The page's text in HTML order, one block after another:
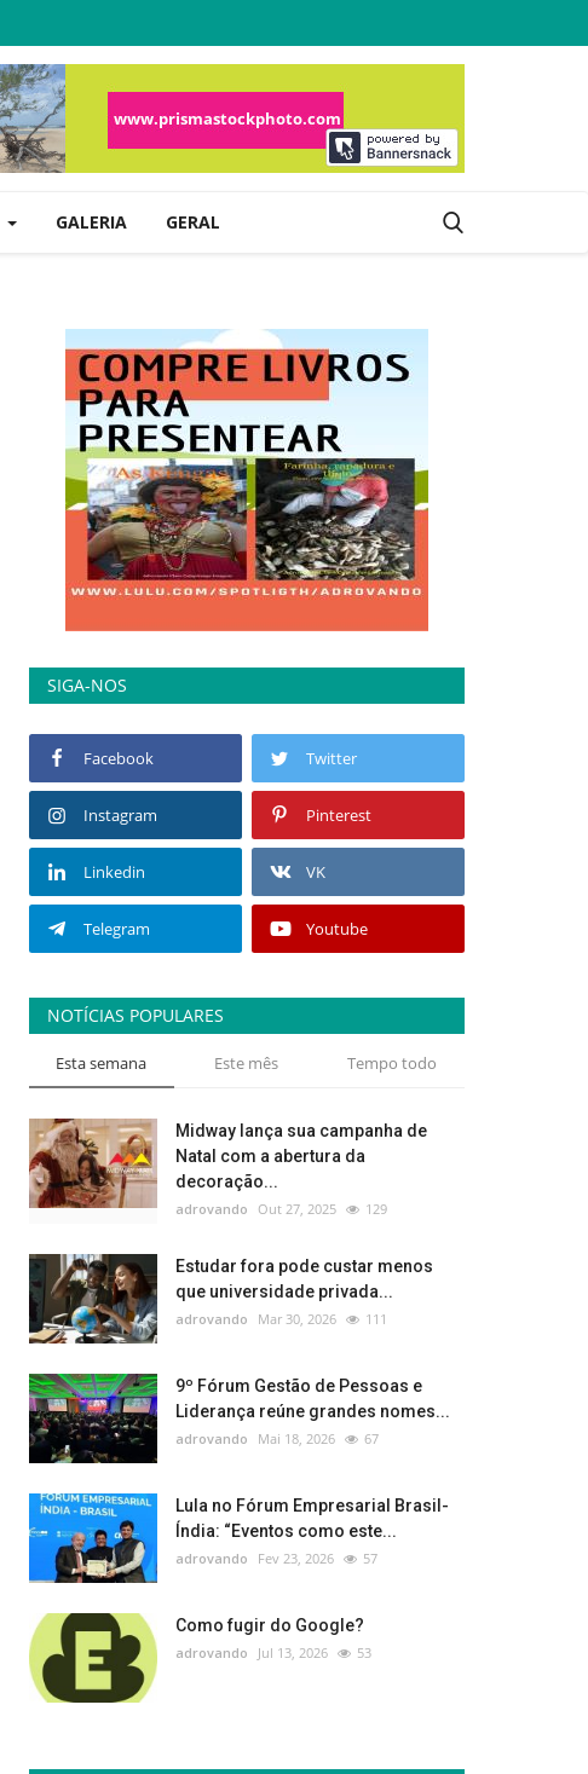
GALERIA GERAL
SIGA-NOS
Facebook Twitter
Instagram Pinterest
Linkedin VK
Telegram Youtube
NOTÍCIAS POPULARES
Esta semana Este mês Tempo todo
Midway lança sua campanha de
Natal com a abertura da
decoração...
adrovando Out 27, 2025 129
Estudar fora pode custar menos
que universidade privada...
adrovando Mar 30, 2026 111
9º Fórum Gestão de Pessoas e
Liderança reúne grandes nomes...
adrovando Mai 18, 2026 67
Lula no Fórum Empresarial Brasil-
Índia: “Eventos como este...
adrovando Fev 23, 2026 57
Como fugir do Google?
adrovando Jul 13, 2026 53